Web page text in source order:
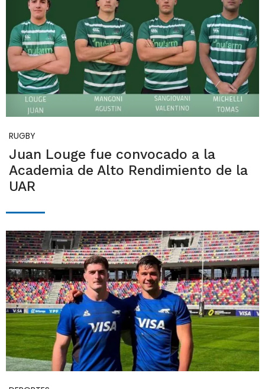
RUGBY
Juan Louge fue convocado a la
Academia de Alto Rendimiento de la
UAR